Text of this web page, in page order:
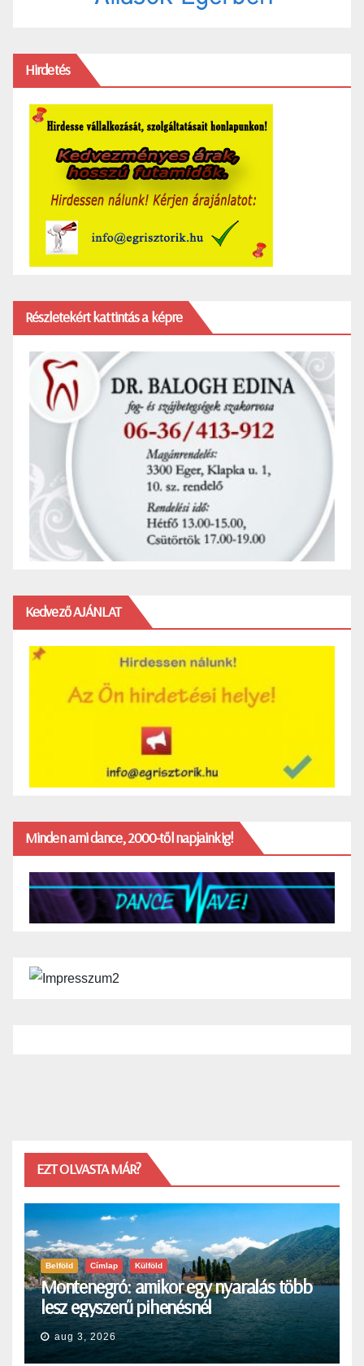
Hirdetés
Részletekért kattintás a képre
Kedvező AJÁNLAT
Minden ami dance, 2000-től napjainkig!
EZT OLVASTA MÁR?
Belföld Címlap Külföld
Montenegró: amikor egy nyaralás több
lesz egyszerű pihenésnél
aug 3, 2026